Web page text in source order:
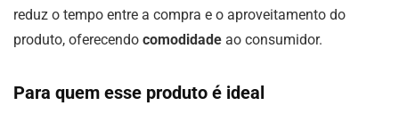
reduz o tempo entre a compra e o aproveitamento do
produto, oferecendo comodidade ao consumidor.
Para quem esse produto é ideal